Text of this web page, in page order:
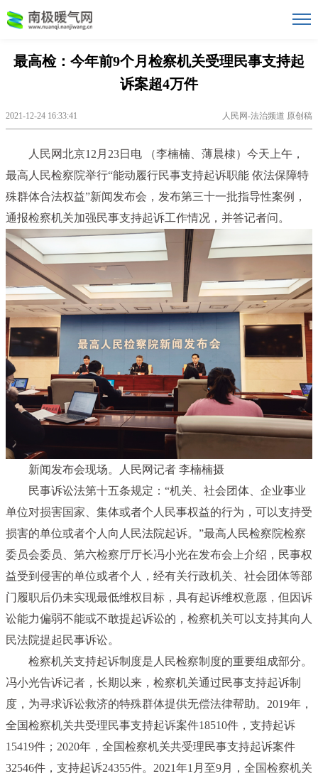
最高检：今年前9个月检察机关受理民事支持起
诉案超4万件
2021-12-24 16:33:41 人民网-法治频道 原创稿
人民网北京12月23日电 （李楠楠、薄晨棣）今天上午，
最高人民检察院举行“能动履行民事支持起诉职能 依法保障特
殊群体合法权益”新闻发布会，发布第三十一批指导性案例，
通报检察机关加强民事支持起诉工作情况，并答记者问。
新闻发布会现场。人民网记者 李楠楠摄
民事诉讼法第十五条规定：“机关、社会团体、企业事业
单位对损害国家、集体或者个人民事权益的行为，可以支持受
损害的单位或者个人向人民法院起诉。”最高人民检察院检察
委员会委员、第六检察厅厅长冯小光在发布会上介绍，民事权
益受到侵害的单位或者个人，经有关行政机关、社会团体等部
门履职后仍未实现最低维权目标，具有起诉维权意愿，但因诉
讼能力偏弱不能或不敢提起诉讼的，检察机关可以支持其向人
民法院提起民事诉讼。
检察机关支持起诉制度是人民检察制度的重要组成部分。
冯小光告诉记者，长期以来，检察机关通过民事支持起诉制
度，为寻求诉讼救济的特殊群体提供无偿法律帮助。2019年，
全国检察机关共受理民事支持起诉案件18510件，支持起诉
15419件；2020年，全国检察机关共受理民事支持起诉案件
32546件，支持起诉24355件。2021年1月至9月，全国检察机关